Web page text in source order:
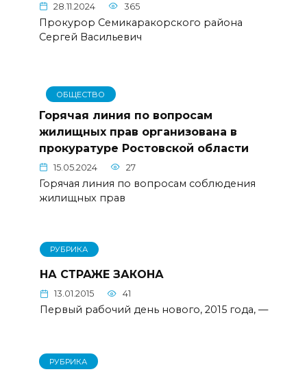
28.11.2024 365
Прокурор Семикаракорского района
Сергей Васильевич
ОБЩЕСТВО
Горячая линия по вопросам
жилищных прав организована в
прокуратуре Ростовской области
15.05.2024 27
Горячая линия по вопросам соблюдения
жилищных прав
РУБРИКА
НА СТРАЖЕ ЗАКОНА
13.01.2015 41
Первый рабочий день нового, 2015 года, —
РУБРИКА